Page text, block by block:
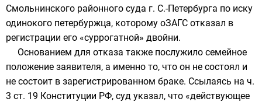
Смольнинского районного суда г. С.-Петербурга по иску
одинокого петербуржца, которому оЗАГС отказал в
регистрации его «суррогатной» двойни.
Основанием для отказа также послужило семейное
положение заявителя, а именно то, что он не состоял и
не состоит в зарегистрированном браке. Ссылаясь на ч.
3 ст. 19 Конституции РФ, суд указал, что «действующее